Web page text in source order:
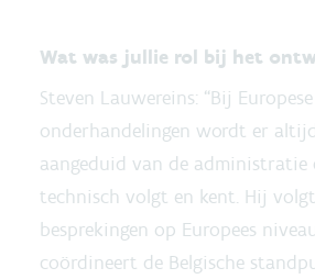
Wat was jullie rol bij het
Steven Lauwereins: “Bij Europese
onderhandelingen wordt er altijd
aangeduid van de administratie
technisch volgt en kent. Hij
besprekingen op Europees
coördineert de Belgische